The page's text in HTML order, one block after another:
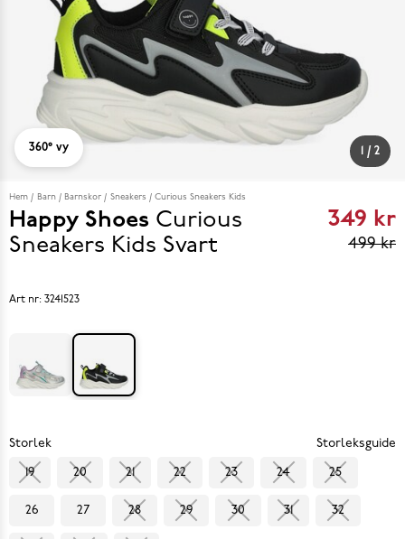
/ 2
360° vy
Hem Barn Barnskor Sneakers Curious Sneakers Kids
Happy Shoes Curious
Sneakers Kids Svart
Current
349 kr
499 kr
Art nr: 3241523
Storlek Storleksguide
19 20 21 22 23 24 25
26 27 28 29 30 31 32